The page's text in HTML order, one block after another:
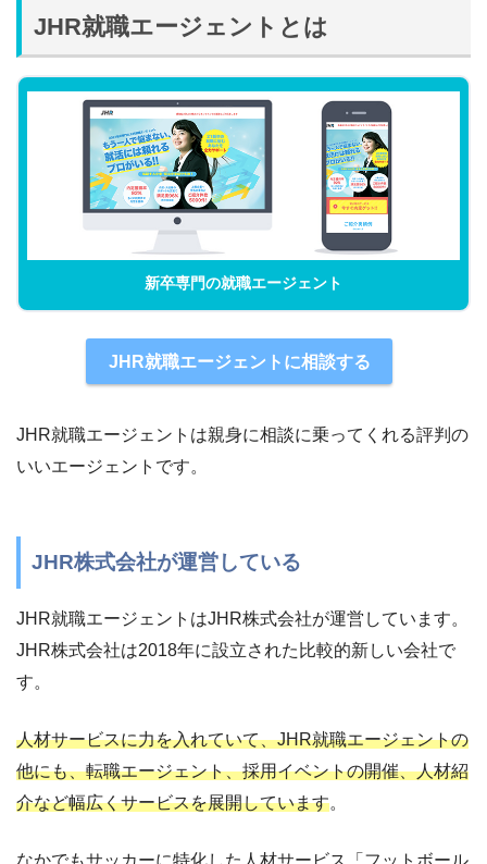
JHR就職エージェントとは
新卒専門の就職エージェント
JHR就職エージェントに相談する
JHR就職エージェントは親身に相談に乗ってくれる評判の
いいエージェントです。
JHR株式会社が運営している
JHR就職エージェントはJHR株式会社が運営しています。
JHR株式会社は2018年に設立された比較的新しい会社で
す。
人材サービスに力を入れていて、JHR就職エージェントの
他にも、転職エージェント、採用イベントの開催、人材紹
介など幅広くサービスを展開しています。